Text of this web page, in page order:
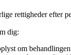
rettigheder efter
dig:
om